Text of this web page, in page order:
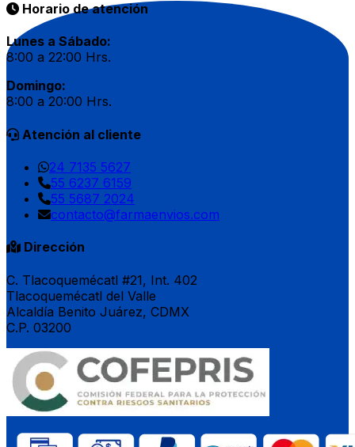
Horario de atención
Lunes a Sábado:
8:00 a 22:00 Hrs.
Domingo:
8:00 a 20:00 Hrs.
Atención al cliente
24 7135 5627
55 6237 6159
55 5687 2024
contacto@farmaenvios.com
Dirección
C. Tlacoquemécatl #21, Int. 402
Tlacoquemécatl del Valle
Alcaldía Benito Juárez, CDMX
C.P. 03200